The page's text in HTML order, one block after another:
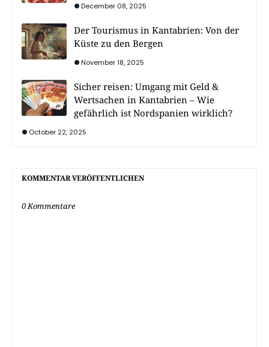
December 08, 2025
Der Tourismus in Kantabrien: Von der
Küste zu den Bergen
November 18, 2025
Sicher reisen: Umgang mit Geld &
Wertsachen in Kantabrien – Wie
gefährlich ist Nordspanien wirklich?
October 22, 2025
KOMMENTAR VERÖFFENTLICHEN
0 Kommentare